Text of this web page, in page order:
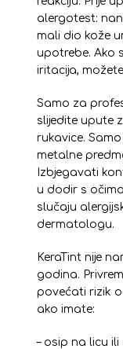
alergotest:
mali dio kože
upotrebe. Ako
iritacija,
Samo za
slijedite upute
rukavice.
metalne
Izbjegavati
u dodir s
slučaju
dermatologu.
KeraTint nije
godina.
povećati rizik
ako imate:
– osip na licu